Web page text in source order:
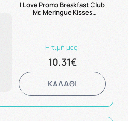
I Love Promo Breakfast Club
Με Meringue Kisses
Whipped Shower Foam
Η τιμή μας:
10.31€
ΚΑΛΑΘΙ